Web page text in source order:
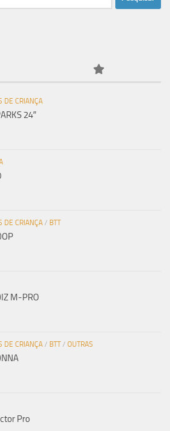
DE CRIANÇA
24″
DE CRIANÇA / BTT
M-PRO
DE CRIANÇA / BTT/ OUTRAS
Pro